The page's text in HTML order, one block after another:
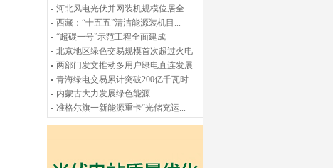
河北风电光伏并网装机规模位居全...
西藏：“十五五”清洁能源装机目...
“超碳一号”示范工程全面建成
北京地区绿色交易规模首次超过火电
两部门发文推动多用户绿电直连发展
青海绿电交易累计突破200亿千瓦时
内蒙古大力发展绿色能源
准格尔旗一新能源重卡“光储充运...